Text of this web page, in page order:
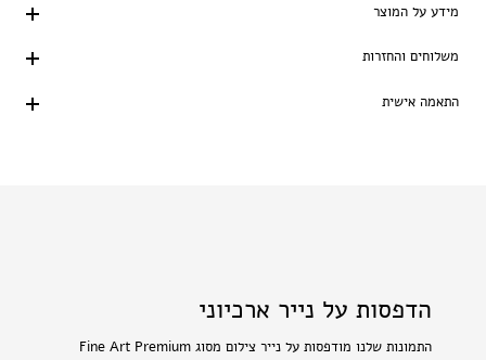
מידע על המוצר
משלוחים והחזרות
התאמה אישית
הדפסות על נייר ארכיוני
התמונות שלנו מודפסות על נייר צילום מסוג Fine Art Premium